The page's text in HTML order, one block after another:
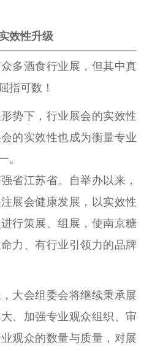
效性升级
多酒食行业展，但其中真
指可数！
势下，行业展会的实效性
的实效性也成为衡量专业
。
省江苏省。自举办以来，
展会健康发展，以实效性
行策展、组展，使南京糖
力、有行业引领力的品牌
大会组委会将继续秉承展
、加强专业观众组织、审
观众的数量与质量，对展